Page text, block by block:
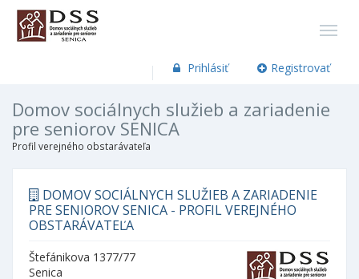
Prihlásiť Registrovať
Domov sociálnych služieb a zariadenie
pre seniorov SENICA
Profil verejného obstarávateľa
DOMOV SOCIÁLNYCH SLUŽIEB A ZARIADENIE
PRE SENIOROV SENICA - PROFIL VEREJNÉHO
OBSTARÁVATEĽA
Štefánikova 1377/77
Senica